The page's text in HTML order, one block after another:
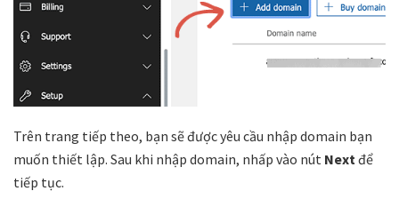
Trên trang tiếp theo, bạn sẽ được yêu cầu nhập domain bạn
muốn thiết lập. Sau khi nhập domain, nhấp vào nút Next để
tiếp tục.